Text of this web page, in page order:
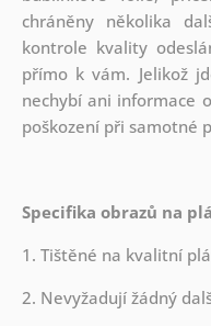
chráněny několika
kontrole kvality
přímo k vám. Jelikož
nechybí ani informace
poškození při samotné
Specifika obrazů na
1. Tištěné na kvalitní
2. Nevyžadují žádný